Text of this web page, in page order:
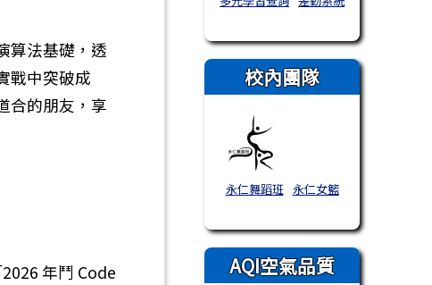
算法基礎，透
戰中突破成
合的朋友，享
年鬥 Code
校內團隊
永仁舞蹈班 永仁女籃
AQI空氣品質